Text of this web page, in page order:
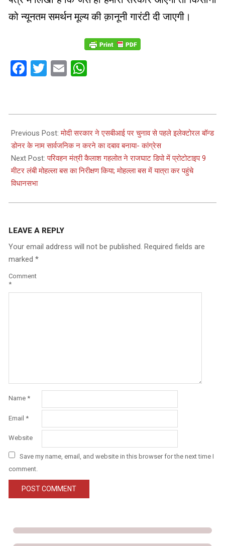
को न्यूनतम समर्थन मूल्य की क़ानूनी गारंटी दी जाएगी।
Facebook
Twitter
Email
03-
05
Previous Post:मोदी सरकार ने एसबीआई पर चुनाव से पहले इलेक्टोरल बॉन्ड
डोनर के नाम सार्वजनिक न करने का दबाव बनाया- कांग्रेस
Next Post:परिवहन मंत्री कैलाश गहलोत ने राजघाट डिपो में प्रोटोटाइप 9
मीटर लंबी मोहल्ला बस का निरीक्षण किया; मोहल्ला बस में यात्रा कर पहुंचे
विधानसभा
LEAVE A REPLY
Your email address will not be published. Required fields are
marked *
Comment
*
Name *
Email *
Website
Save my name, email, and website in this browser for the next time I
comment.